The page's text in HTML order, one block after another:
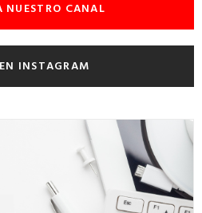
NUESTRO CANAL
INSTAGRAM